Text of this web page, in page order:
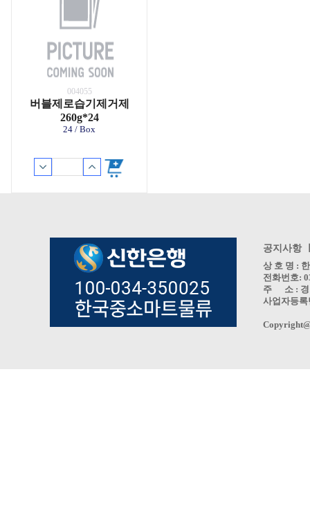
004055
버블제로습기제거제
260g*24
24 / Box
공지사항
상 호 명 :
전화번호:
주 소 : 경
사업자등록